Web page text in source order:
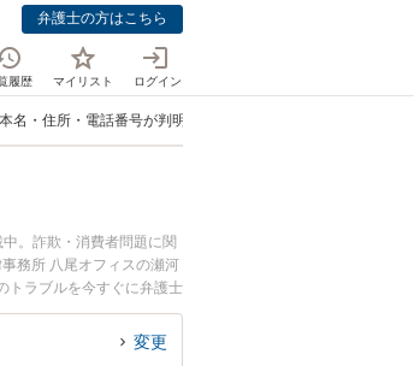
弁護士の方はこちら
履歴 マイリスト ログイン
名・住所・電話番号が判明に強い弁護士
。詐欺・消費者問題に関
務所 八尾オフィスの瀬河
トラブルを今すぐに弁護士
号がわかる詐欺師を法律相
変更